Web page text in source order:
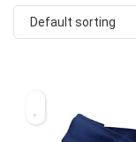
Default sorting